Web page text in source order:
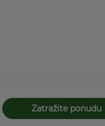
Zatražite ponudu